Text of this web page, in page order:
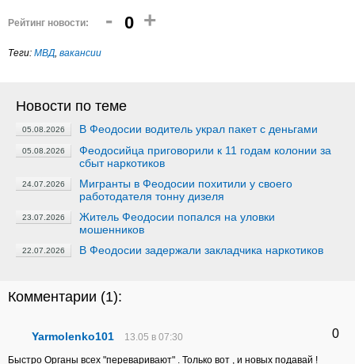
Рейтинг новости: - 0 +
Теги: МВД, вакансии
Новости по теме
05.08.2026 В Феодосии водитель украл пакет с деньгами
05.08.2026
Феодосийца приговорили к 11 годам колонии за
сбыт наркотиков
24.07.2026
Мигранты в Феодосии похитили у своего
работодателя тонну дизеля
23.07.2026
Житель Феодосии попался на уловки
мошенников
22.07.2026 В Феодосии задержали закладчика наркотиков
Комментарии (1):
Yarmolenko101 13.05 в 07:30 0
Быстро Органы всех "переваривают" . Только вот , и новых подавай !